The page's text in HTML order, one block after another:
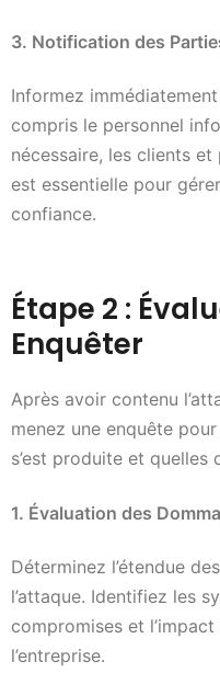
3. Notification des
Informez
compris le personnel
nécessaire, les clients
est essentielle pour
confiance.
Étape 2 :
Enquêter
Après avoir contenu
menez une enquête
s’est produite et quelles
1. Évaluation des
Déterminez l’étendue
l’attaque. Identifiez les
compromises et
l’entreprise.